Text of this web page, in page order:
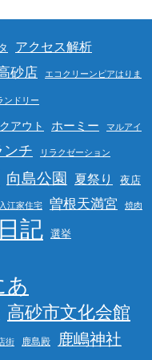
アクセス解析
砂店 エコクリーンピアはりま
ンドリー
アウト ホーミー マルアイ
ンチ リラクゼーション
向島公園 夏祭り 夜店
江家住宅 曽根天満宮 焼肉
記 選挙
あ
高砂市文化会館
街 鹿島殿 鹿嶋神社